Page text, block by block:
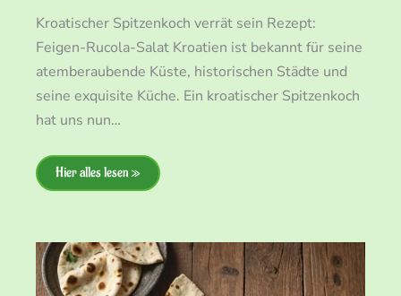
Kroatischer Spitzenkoch verrät sein Rezept:
Feigen-Rucola-Salat Kroatien ist bekannt für seine
atemberaubende Küste, historischen Städte und
seine exquisite Küche. Ein kroatischer Spitzenkoch
hat uns nun…
Hier alles lesen »